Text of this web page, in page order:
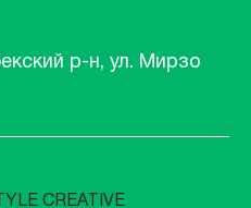
р-н, ул. Мирзо
CREATIVE